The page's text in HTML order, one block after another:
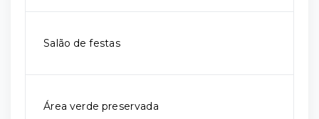
Salão de festas
Área verde preservada